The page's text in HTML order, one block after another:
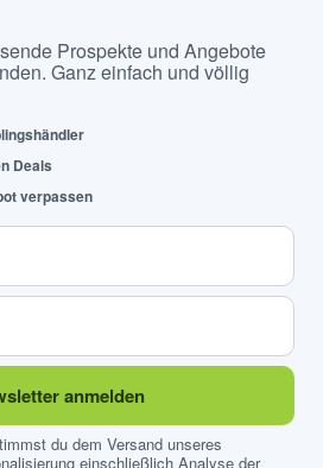
Prospekte und Angebote
Ganz einfach und völlig
Deals
verpassen
anmelden
du dem Versand unseres
einschließlich Analyse der